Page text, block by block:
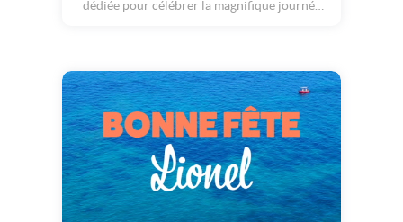
dédiée pour célébrer la magnifique journée